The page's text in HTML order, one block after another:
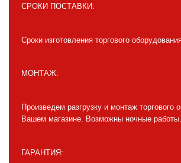
СРОКИ ПОСТАВКИ:
Сроки изготовления торгового
МОНТАЖ:
Произведем разгрузку и монтаж торгового
Вашем магазине. Возможны ночные работы.
ГАРАНТИЯ: